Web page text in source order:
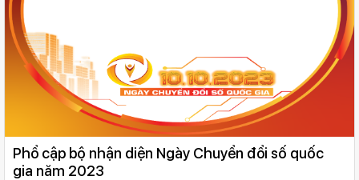
Phổ cập bộ nhận diện Ngày Chuyển đổi số quốc
gia năm 2023